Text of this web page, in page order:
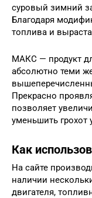
суровый зимний
Благодаря
топлива и
МАКС — продукт
абсолютно теми
Прекрасно
позволяет
уменьшить грохот
Как
На сайте
наличии
двигателя,